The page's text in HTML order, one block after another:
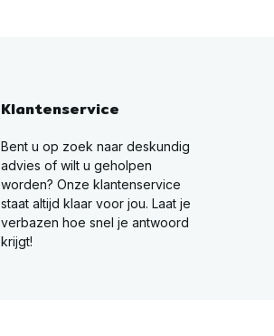
Klantenservice
Bent u op zoek naar deskundig
advies of wilt u geholpen
worden? Onze klantenservice
staat altijd klaar voor jou. Laat je
verbazen hoe snel je antwoord
krijgt!